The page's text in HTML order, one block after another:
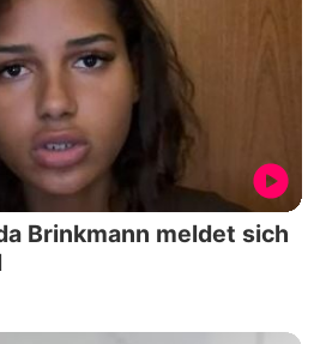
Brinkmann meldet sich